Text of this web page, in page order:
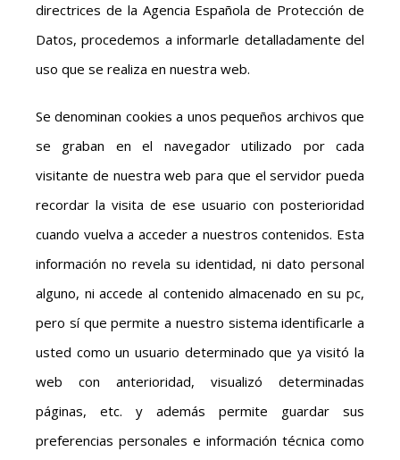
directrices de la Agencia Española de Protección de
Datos, procedemos a informarle detalladamente del
uso que se realiza en nuestra web.
Se denominan cookies a unos pequeños archivos que
se graban en el navegador utilizado por cada
visitante de nuestra web para que el servidor pueda
recordar la visita de ese usuario con posterioridad
cuando vuelva a acceder a nuestros contenidos. Esta
información no revela su identidad, ni dato personal
alguno, ni accede al contenido almacenado en su pc,
pero sí que permite a nuestro sistema identificarle a
usted como un usuario determinado que ya visitó la
web con anterioridad, visualizó determinadas
páginas, etc. y además permite guardar sus
preferencias personales e información técnica como